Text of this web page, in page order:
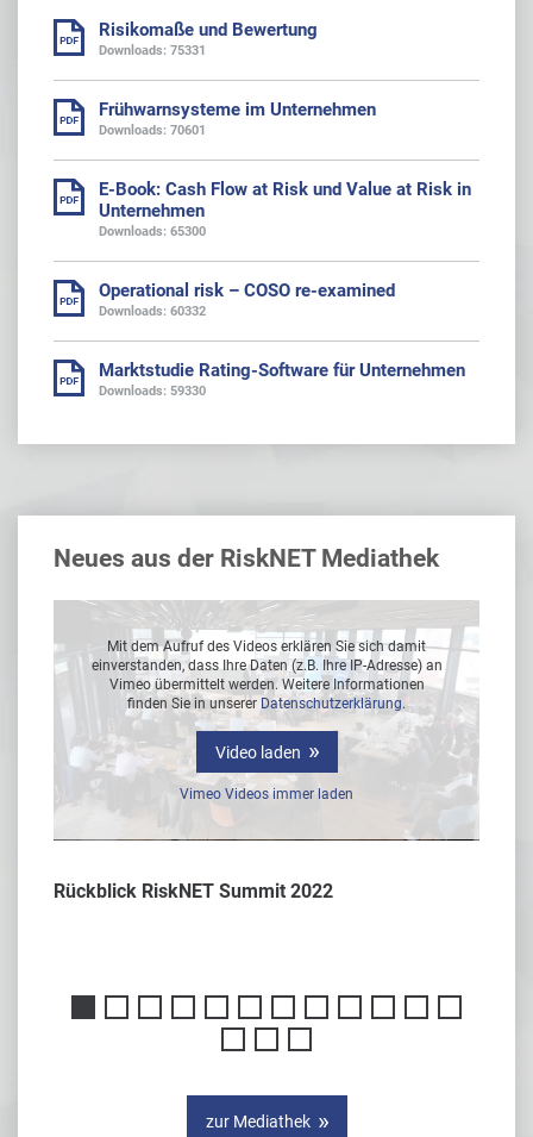
Risikomaße und Bewertung
Downloads: 75331
Frühwarnsysteme im Unternehmen
Downloads: 70601
E-Book: Cash Flow at Risk und Value at Risk in
Unternehmen
Downloads: 65300
Operational risk – COSO re-examined
Downloads: 60332
Marktstudie Rating-Software für Unternehmen
Downloads: 59330
Neues aus der RiskNET Mediathek
Mit dem Aufruf des Videos erklären Sie sich damit
einverstanden, dass Ihre Daten (z.B. Ihre IP-Adresse) an
Vimeo übermittelt werden. Weitere Informationen
finden Sie in unserer Datenschutzerklärung.
Video laden
Vimeo Videos immer laden
Rückblick RiskNET Summit 2022
zur Mediathek